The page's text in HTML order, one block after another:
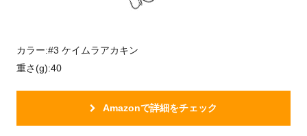
カラー:#3 ケイムラアカキン
重さ(g):40
Amazonで詳細をチェック